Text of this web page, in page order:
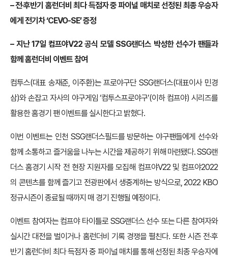
– 전·후반기 홈런더비 최다 득점자 중 파이널 매치로 선정된 최종 우승자
에게 전기차 ‘CEVO-SE’ 증정
– 지난 17일 컴프야V22 공식 모델 SSG랜더스 박성한 선수가 팬들과
함께 홈런더비 이벤트 참여
컴투스(대표 송재준, 이주환)는 프로야구단 SSG랜더스(대표이사 민경
삼)와 손잡고 자사의 야구게임 ‘컴투스프로야구’(이하 컴프야) 시리즈를
활용한 홈경기 팬 이벤트를 실시한다고 밝혔다.
이번 이벤트는 인천 SSG랜더스필드를 방문하는 야구팬들에게 선수와
함께 소통하고 즐거움을 나누는 시간을 제공하기 위해 마련됐다. SSG랜
더스 홈경기 시작 전 현장 지원자를 모집해 컴프야V22 및 컴프야2022
의 콘텐츠를 함께 즐기고 전광판에서 생중계하는 방식으로, 2022 KBO
정규시즌이 종료될 때까지 매 경기 진행될 예정이다.
이벤트 참여자는 컴프야 타이틀로 SSG랜더스 선수 또는 다른 참여자와
실시간 대전을 벌이거나 홈런더비 기록 경쟁을 펼친다. 또한 시즌 전·후
반기 홈런더비 최다 득점자 중 파이널 매치를 통해 선정된 최종 우승자에